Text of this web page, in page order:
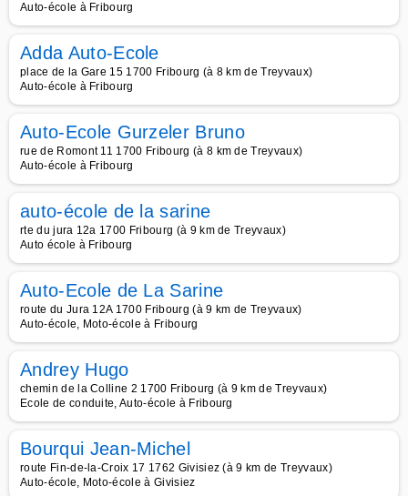
Auto-école à Fribourg
Adda Auto-Ecole
place de la Gare 15 1700 Fribourg (à 8 km de Treyvaux)
Auto-école à Fribourg
Auto-Ecole Gurzeler Bruno
rue de Romont 11 1700 Fribourg (à 8 km de Treyvaux)
Auto-école à Fribourg
auto-école de la sarine
rte du jura 12a 1700 Fribourg (à 9 km de Treyvaux)
Auto école à Fribourg
Auto-Ecole de La Sarine
route du Jura 12A 1700 Fribourg (à 9 km de Treyvaux)
Auto-école, Moto-école à Fribourg
Andrey Hugo
chemin de la Colline 2 1700 Fribourg (à 9 km de Treyvaux)
Ecole de conduite, Auto-école à Fribourg
Bourqui Jean-Michel
route Fin-de-la-Croix 17 1762 Givisiez (à 9 km de Treyvaux)
Auto-école, Moto-école à Givisiez